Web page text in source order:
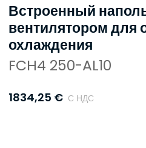
Встроенный
вентилятором для
охлаждения
FCH4 250-AL10
1834,25 € С НДС